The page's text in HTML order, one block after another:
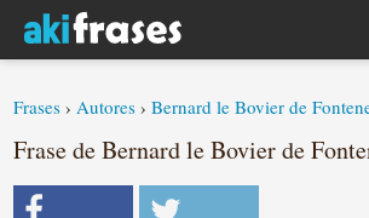
Frases ›Autores ›Bernard le Bovier de
Frase de Bernard le Bovier de